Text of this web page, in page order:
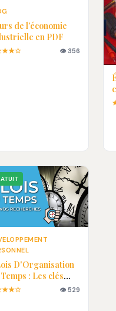
de l’économie
en PDF
👁 356
D'Organisation
: Les clés
une vie plus
👁 529